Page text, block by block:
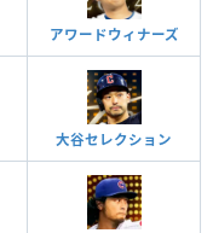
アワードウィナーズ
大谷セレクション